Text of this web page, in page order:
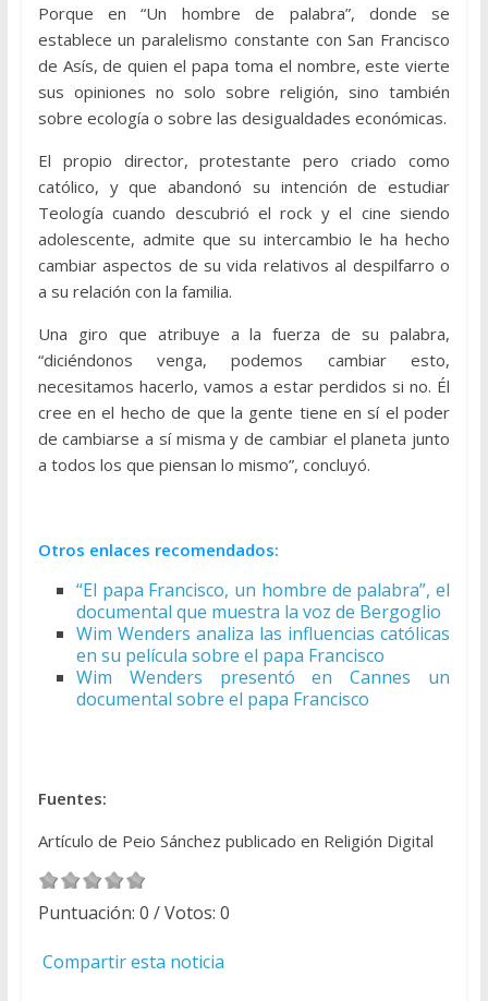
Porque en “Un hombre de palabra”, donde se
establece un paralelismo constante con San Francisco
de Asís, de quien el papa toma el nombre, este vierte
sus opiniones no solo sobre religión, sino también
sobre ecología o sobre las desigualdades económicas.
El propio director, protestante pero criado como
católico, y que abandonó su intención de estudiar
Teología cuando descubrió el rock y el cine siendo
adolescente, admite que su intercambio le ha hecho
cambiar aspectos de su vida relativos al despilfarro o
a su relación con la familia.
Una giro que atribuye a la fuerza de su palabra,
“diciéndonos venga, podemos cambiar esto,
necesitamos hacerlo, vamos a estar perdidos si no. Él
cree en el hecho de que la gente tiene en sí el poder
de cambiarse a sí misma y de cambiar el planeta junto
a todos los que piensan lo mismo”, concluyó.
Otros enlaces recomendados:
“El papa Francisco, un hombre de palabra”, el
documental que muestra la voz de Bergoglio
Wim Wenders analiza las influencias católicas
en su película sobre el papa Francisco
Wim Wenders presentó en Cannes un
documental sobre el papa Francisco
Fuentes:
Artículo de Peio Sánchez publicado en Religión Digital
Puntuación: 0 / Votos: 0
Compartir esta noticia